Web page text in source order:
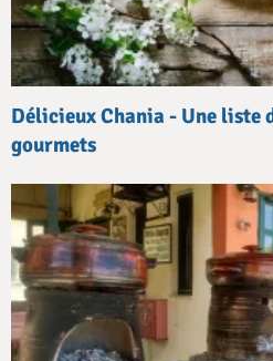
Délicieux Chania - Une liste
gourmets